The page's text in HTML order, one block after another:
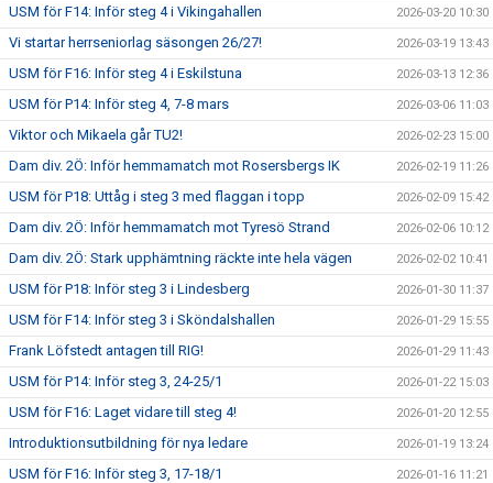
USM för F14: Inför steg 4 i Vikingahallen 2026-03-20 10:30
Vi startar herrseniorlag säsongen 26/27! 2026-03-19 13:43
USM för F16: Inför steg 4 i Eskilstuna 2026-03-13 12:36
USM för P14: Inför steg 4, 7-8 mars 2026-03-06 11:03
Viktor och Mikaela går TU2! 2026-02-23 15:00
Dam div. 2Ö: Inför hemmamatch mot Rosersbergs IK 2026-02-19 11:26
USM för P18: Uttåg i steg 3 med flaggan i topp 2026-02-09 15:42
Dam div. 2Ö: Inför hemmamatch mot Tyresö Strand 2026-02-06 10:12
Dam div. 2Ö: Stark upphämtning räckte inte hela vägen 2026-02-02 10:41
USM för P18: Inför steg 3 i Lindesberg 2026-01-30 11:37
USM för F14: Inför steg 3 i Sköndalshallen 2026-01-29 15:55
Frank Löfstedt antagen till RIG! 2026-01-29 11:43
USM för P14: Inför steg 3, 24-25/1 2026-01-22 15:03
USM för F16: Laget vidare till steg 4! 2026-01-20 12:55
Introduktionsutbildning för nya ledare 2026-01-19 13:24
USM för F16: Inför steg 3, 17-18/1 2026-01-16 11:21